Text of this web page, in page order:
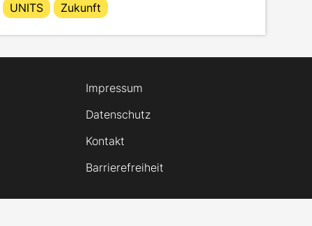
UNITS
Zukunft
Impressum
Datenschutz
Kontakt
Barrierefreiheit